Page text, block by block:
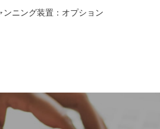
ンニング装置：オプション